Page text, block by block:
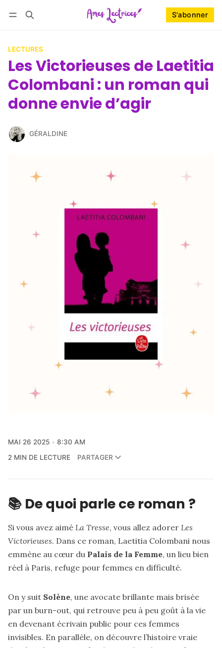
S'abonner
LECTURES
Les Victorieuses de Laetitia
Colombani : un roman qui
donne envie d’agir
GÉRALDINE
MAI 26 2025
8:30 AM
2 MIN DE LECTURE
PARTAGER
📚 De quoi parle ce roman ?
Si vous avez aimé La Tresse, vous allez adorer Les
Victorieuses. Dans ce roman, Laetitia Colombani nous
emmène au cœur du Palais de la Femme, un lieu bien
réel à Paris, refuge pour femmes en difficulté.
On y suit Solène, une avocate brillante mais brisée
par un burn-out, qui retrouve peu à peu goût à la vie
en devenant écrivain public pour ces femmes
invisibles. En parallèle, on découvre l’histoire vraie